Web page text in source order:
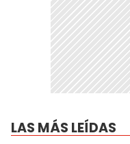
LAS MÁS LEÍDAS